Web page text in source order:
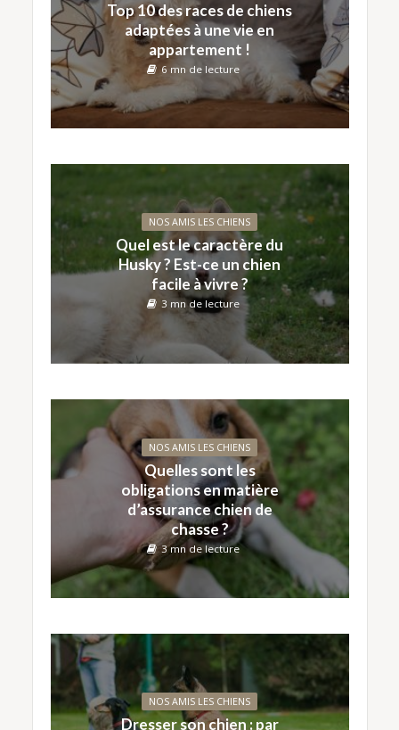
Top 10 des races de chiens
adaptées à une vie en
appartement !
6 mn de lecture
NOS AMIS LES CHIENS
Quel est le caractère du
Husky ? Est-ce un chien
facile à vivre ?
3 mn de lecture
NOS AMIS LES CHIENS
Quelles sont les
obligations en matière
d’assurance chien de
chasse ?
3 mn de lecture
NOS AMIS LES CHIENS
Dresser son chien : par